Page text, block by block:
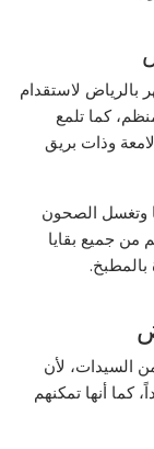
بالرياض لاستقدام
كما تلمع
وذات بريق
وتغسل الصحون
من جميع بقايا
بالمطبخ.
السيدات، لأن
كما أنها تمكنهم